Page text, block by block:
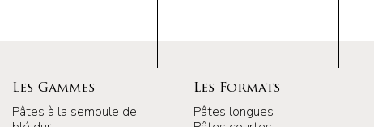
Les Gammes
Pâtes à la semoule de
Les Formats
Pâtes longues